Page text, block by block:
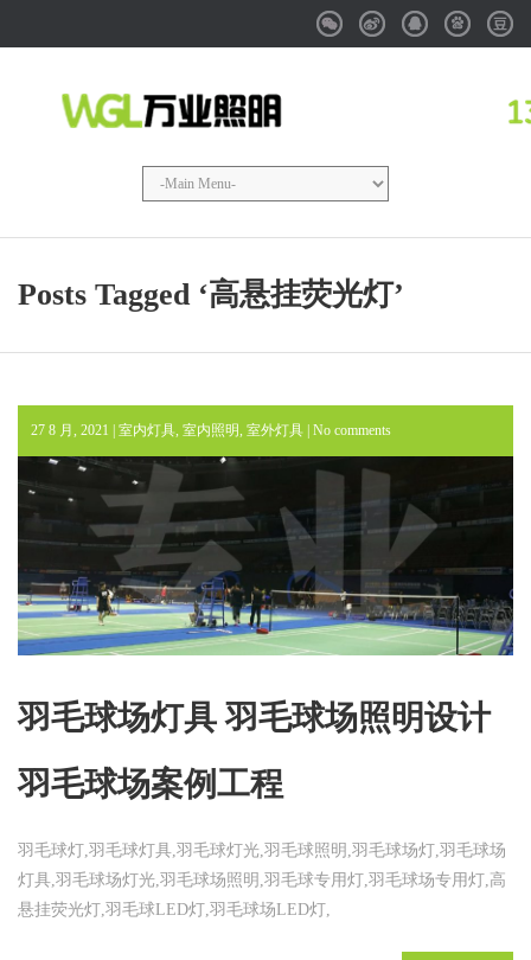
WeixinWeibo QQ Baidu
Posts Tagged ‘高悬挂荧光灯’
27 8 月, 2021 | 室内灯具, 室内照明, 室外灯具 No comments
羽毛球场灯具 羽毛球场照明设计
羽毛球场案例工程
羽毛球灯,羽毛球灯具,羽毛球灯光,羽毛球照明,羽毛球场灯,羽毛球场
灯具,羽毛球场灯光,羽毛球场照明,羽毛球专用灯,羽毛球场专用灯,高
悬挂荧光灯,羽毛球LED灯,羽毛球场LED灯,